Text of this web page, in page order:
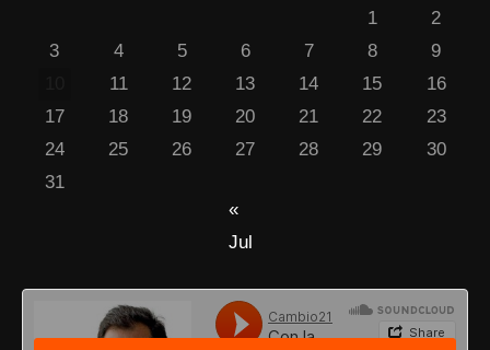
1
2
3
4 5 6 7 8
9
11 12 13 14 15
16
17
18 19 20 21 22
23
24
25 26 27 28 29
30
31
«
Jul